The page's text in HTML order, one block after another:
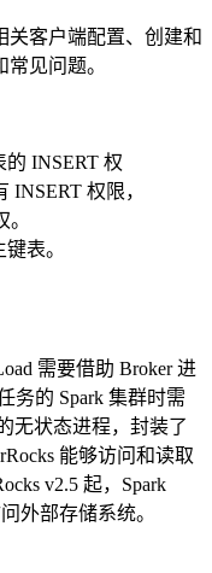
关客户端配置、创建和
见问题。
的 INSERT 权
INSERT 权限，
表。
需要借助 Broker 进
务的 Spark 集群时需
无状态进程，封装了
能够访问和读取
v2.5 起，Spark
外部存储系统。